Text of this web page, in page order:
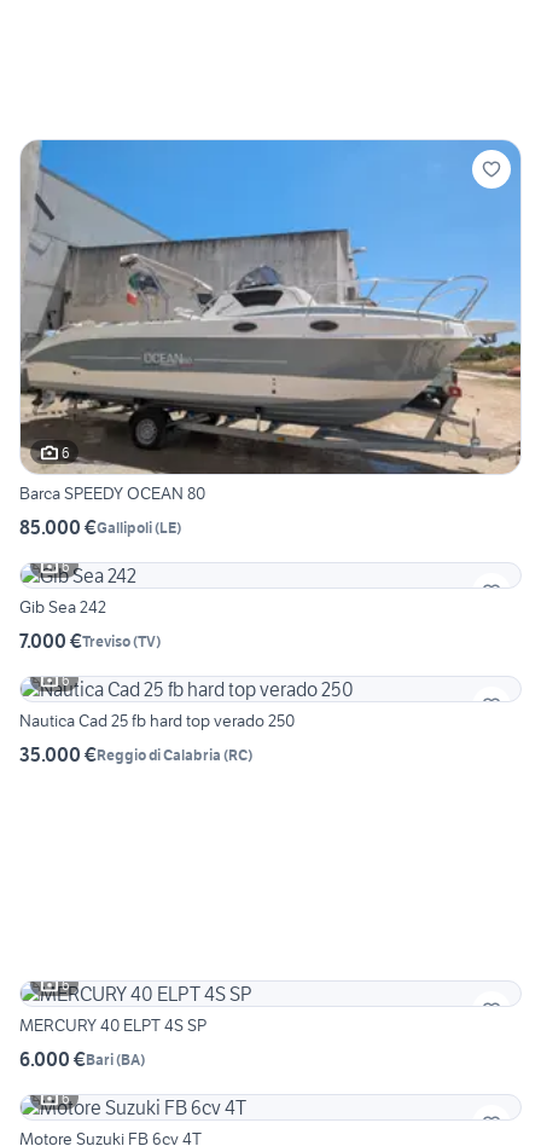
6
Barca SPEEDY OCEAN 80
85.000 €Gallipoli(LE)
6
Gib Sea 242
7.000 €Treviso(TV)
6
Nautica Cad 25 fb hard top verado 250
35.000 €Reggio di Calabria (RC)
6
MERCURY 40 ELPT 4S SP
6.000 €Bari(BA)
6
Motore Suzuki FB 6cv 4T